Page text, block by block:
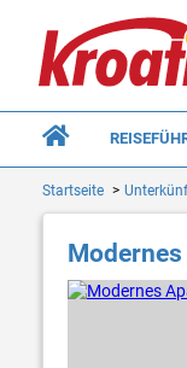
Startseite